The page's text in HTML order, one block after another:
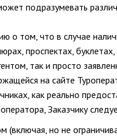
подразумевать
о том, что в случае
проспектах,
так и просто
на сайте
как реально
Заказчику
(включая, но не